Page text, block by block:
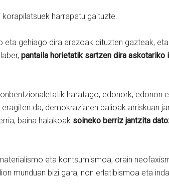
harrapatu gaituzte.
gehiago dira arazoak dituzten gazteak,
pantaila horietatik sartzen dira askotariko
haratago, edonork,
da, demokraziaren balioak arriskuan
baina halakoak soineko berriz jantzita
eta kontsumismoa, orain
munduan bizi gara, non erlatibismoa eta